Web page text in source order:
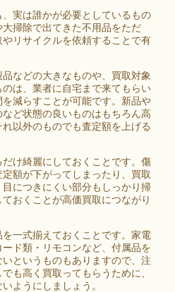
実は誰かが必要としているもの
大掃除で出てきた不用品をただ
やリサイクルを依頼することで有
品などの大きなものや、買取対象
は、業者に自宅まで来てもらい
減らすことが可能です。新品や
ど状態の良いものはもちろん高
以外のものでも査定額を上げる
け綺麗にしておくことです。傷
額が下がってしまったり、買取
につきにくい部分もしっかり掃
おくことが高価買取につながり
一式揃えておくことです。家電
ド類・リモコンなど、付属品を
というものもありますので、注
も高く買取ってもらうために、
ようにしましょう。